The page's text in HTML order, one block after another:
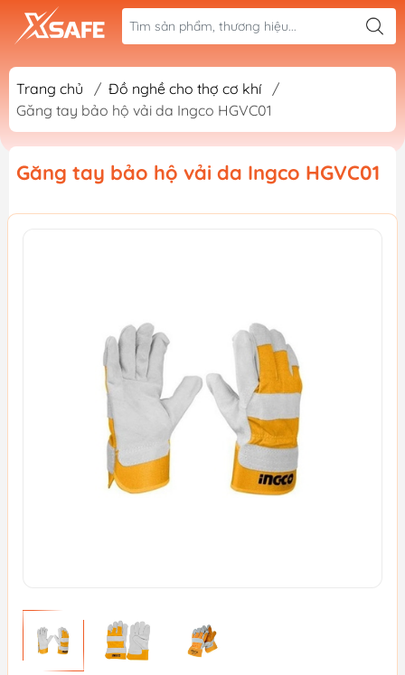
Trang chủ / Đồ nghề cho thợ cơ khí
/
Găng tay bảo hộ vải da Ingco HGVC01
Găng tay bảo hộ vải da Ingco HGVC01